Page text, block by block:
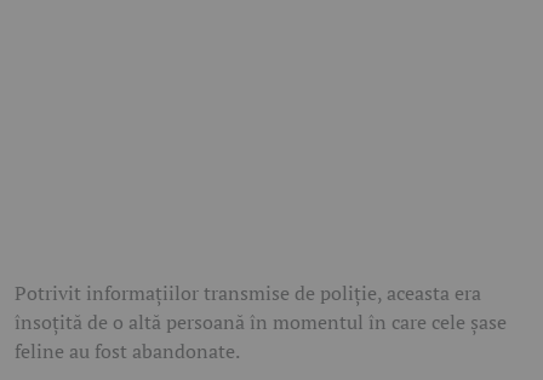
Potrivit informațiilor transmise de poliție, aceasta era
însoțită de o altă persoană în momentul în care cele șase
feline au fost abandonate.